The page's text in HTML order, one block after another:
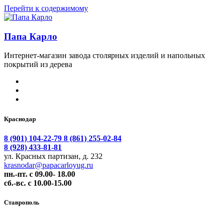
Перейти к содержимому
Папа Карло
Интернет-магазин завода столярных изделий и напольных
покрытий из дерева
Краснодар
8 (901) 104-22-79 8 (861) 255-02-84
8 (928) 433-81-81
ул. Красных партизан, д. 232
krasnodar@papacarloyug.ru
пн.-пт. с 09.00- 18.00
сб.-вс. с 10.00-15.00
Ставрополь